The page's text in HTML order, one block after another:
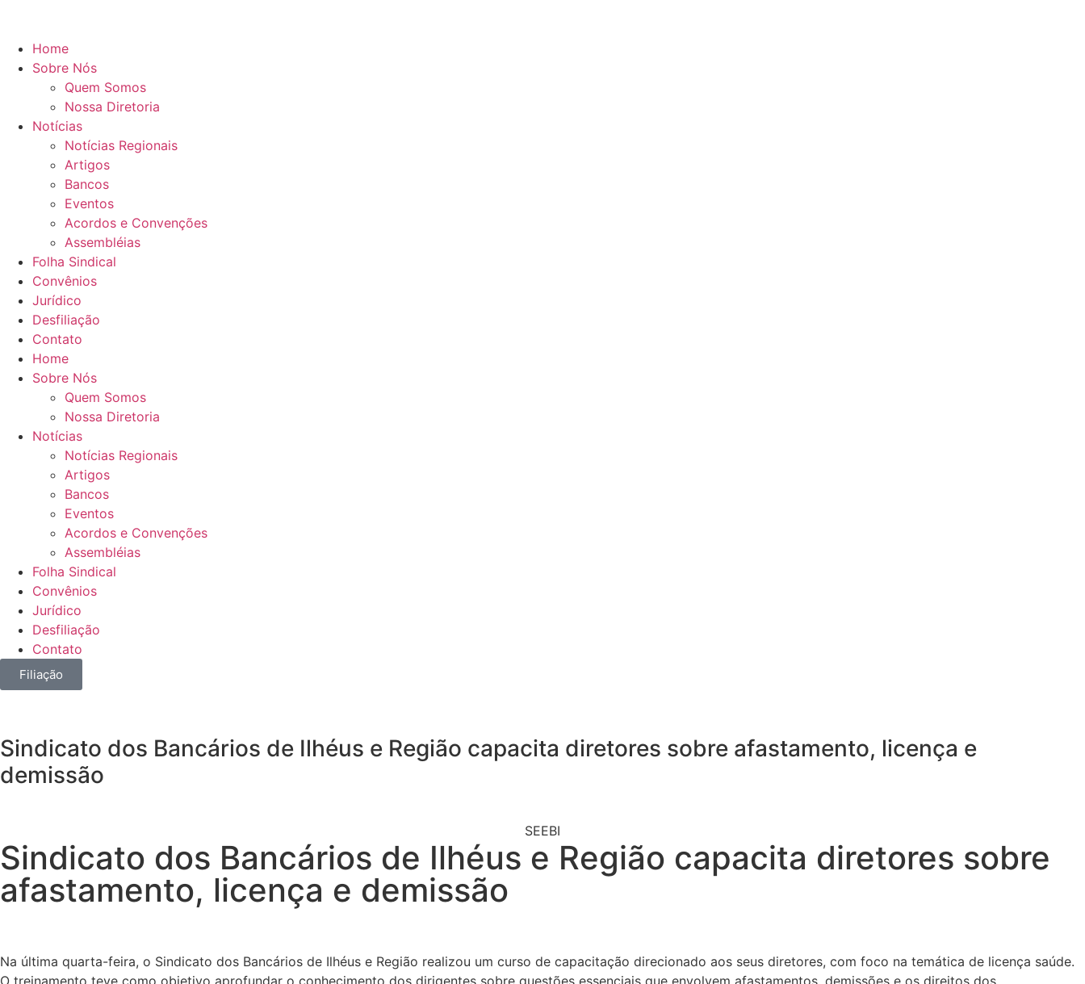
Home
Sobre Nós
Quem Somos
Nossa Diretoria
Notícias
Notícias Regionais
Artigos
Bancos
Eventos
Acordos e Convenções
Assembléias
Folha Sindical
Convênios
Jurídico
Desfiliação
Contato
Home
Sobre Nós
Quem Somos
Nossa Diretoria
Notícias
Notícias Regionais
Artigos
Bancos
Eventos
Acordos e Convenções
Assembléias
Folha Sindical
Convênios
Jurídico
Desfiliação
Contato
Filiação
Sindicato dos Bancários de Ilhéus e Região capacita diretores sobre afastamento, licença e
demissão
SEEBI
Sindicato dos Bancários de Ilhéus e Região capacita diretores sobre
afastamento, licença e demissão
Na última quarta-feira, o Sindicato dos Bancários de Ilhéus e Região realizou um curso de capacitação direcionado aos seus diretores, com foco na temática de licença saúde.
O treinamento teve como objetivo aprofundar o conhecimento dos dirigentes sobre questões essenciais que envolvem afastamentos, demissões e os direitos dos